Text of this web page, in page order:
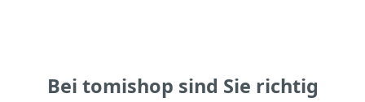
Bei tomishop sind Sie richtig